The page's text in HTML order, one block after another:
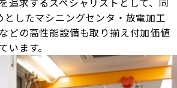
したマシニングセンタ・放電加工
どの高性能設備も取り揃え付加価値
います。